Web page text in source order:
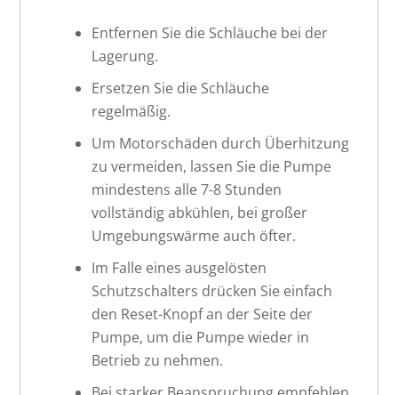
Entfernen Sie die Schläuche bei der
Lagerung.
Ersetzen Sie die Schläuche
regelmäßig.
Um Motorschäden durch Überhitzung
zu vermeiden, lassen Sie die Pumpe
mindestens alle 7-8 Stunden
vollständig abkühlen, bei großer
Umgebungswärme auch öfter.
Im Falle eines ausgelösten
Schutzschalters drücken Sie einfach
den Reset-Knopf an der Seite der
Pumpe, um die Pumpe wieder in
Betrieb zu nehmen.